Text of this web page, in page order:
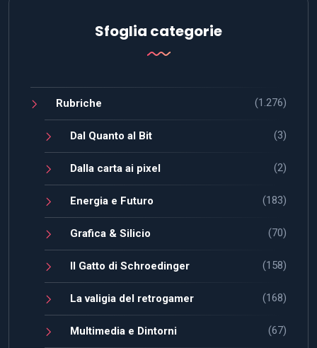
Sfoglia categorie
Rubriche (1.276)
Dal Quanto al Bit (3)
Dalla carta ai pixel (2)
Energia e Futuro (183)
Grafica & Silicio (70)
Il Gatto di Schroedinger (158)
La valigia del retrogamer (168)
Multimedia e Dintorni (67)